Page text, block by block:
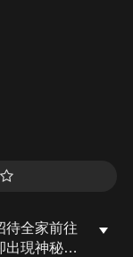
待全家前往
出現神秘組